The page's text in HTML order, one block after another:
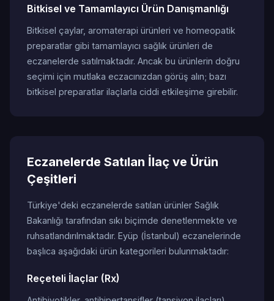
Bitkisel ve Tamamlayıcı Ürün Danışmanlığı
Bitkisel çaylar, aromaterapi ürünleri ve homeopatik
preparatlar gibi tamamlayıcı sağlık ürünleri de
eczanelerde satılmaktadır. Ancak bu ürünlerin doğru
seçimi için mutlaka eczacınızdan görüş alın; bazı
bitkisel preparatlar ilaçlarla ciddi etkileşime girebilir.
Eczanelerde Satılan İlaç ve Ürün
Çeşitleri
Türkiye'deki eczanelerde satılan ürünler Sağlık
Bakanlığı tarafından sıkı biçimde denetlenmekte ve
ruhsatlandırılmaktadır. Eyüp (İstanbul) eczanelerinde
başlıca aşağıdaki ürün kategorileri bulunmaktadır:
Reçeteli İlaçlar (Rx)